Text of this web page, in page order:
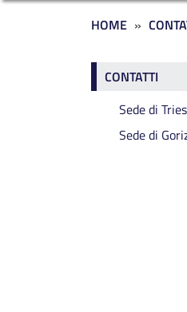
Briciole
HOME
Contatti
CONTATTI
Sede di
Sede di